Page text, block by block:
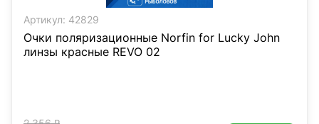
Артикул: 42829
Очки поляризационные Norfin for Lucky John
линзы красные REVO 02